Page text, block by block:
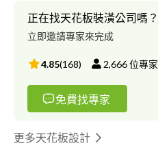
正在找天花板裝潢公司嗎？
立即邀請專家來完成
4.85(168) 2,666位專家
免費找專家
更多天花板設計